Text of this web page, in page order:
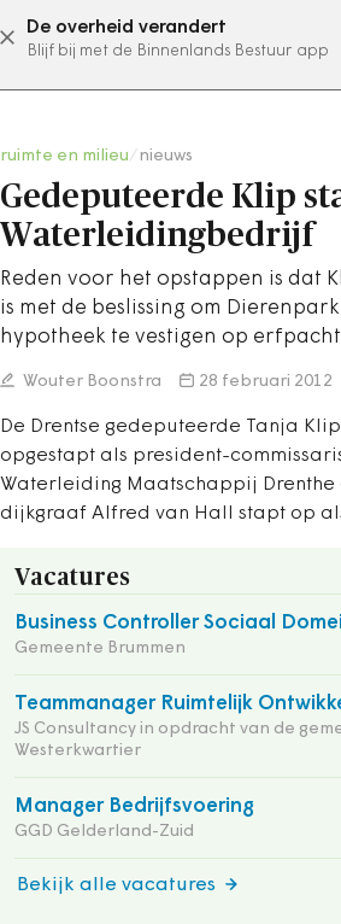
De overheid verandert
Blijf bij met de Binnenlands Bestuur app
abonneer nu
ruimte en milieu nieuws
Gedeputeerde Klip
Waterleidingbedrijf
Reden voor het opstappen is dat
is met de beslissing om
hypotheek te vestigen op
Wouter Boonstra 28 februari 2012
De Drentse gedeputeerde Tanja
opgestapt als president-
Waterleiding Maatschappij Drenthe
dijkgraaf Alfred van Hall stapt op
Vacatures
Business Controller Sociaal
Gemeente Brummen
Teammanager Ruimtelijk
JS Consultancy in opdracht van de
Westerkwartier
Manager Bedrijfsvoering
GGD Gelderland-Zuid
Bekijk alle vacatures